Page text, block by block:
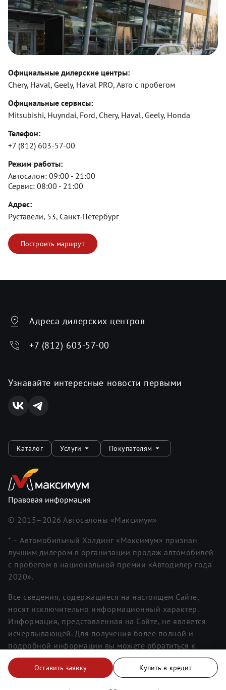
Оставить заявку Купить в кредит
Официальные дилерские центры:
Chery, Haval, Geely, Haval PRO, Авто с пробегом
Официальные сервисы:
Mitsubishi, Huyndai, Ford, Chery, Haval, Geely, Honda
Телефон:
+7 (812) 603-57-00
Режим работы:
Автосалон: 09:00 - 21:00
Сервис: 08:00 - 21:00
Адрес:
Руставели, 53, Санкт-Петербург
Построить маршрут
Адреса дилерских центров
+7 (812) 603-57-00
Узнавайте интересные новости первыми
Каталог Услуги Покупателям
Правовая информация
© 2015– 2026 Автосалоны «Максимум»
* – Автомобильный Холдинг «Максимум» признан
лучшим дилером в организации продаж автомобилей
с пробегом в национальной премии «Автодилер года
2020».
Все сведения, содержащиеся на настоящем Сайте,
носят исключительно информационный характер.
Информация, представленная на Сайте, не является
исчерпывающей. Для получения более полной и
подробной информации вы можете обратиться к
менеджерам. Информация о ценах не является
публичной офертой.